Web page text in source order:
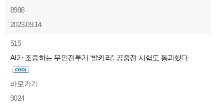
8988
2023.09.14
515
AI가 조종하는 무인전투기 ‘발키리’, 공중전 시험도 통과했다
바로가기
9024